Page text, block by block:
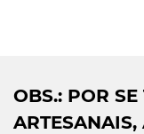
OBS.: POR